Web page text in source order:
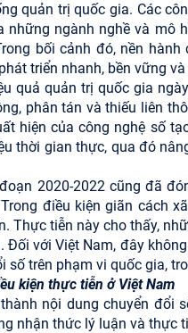
quản trị quốc gia. Các
những ngành nghề và mô
bối cảnh đó, nền
triển nhanh, bền vững
quả quản trị quốc gia
phân tán và thiếu liên
hiện của công nghệ số
thời gian thực, qua đó
2020-2022 cũng đã
điều kiện giãn cách
Thực tiễn này cho thấy,
Đối với Việt Nam, đây
trên phạm vi quốc gia,
kiện thực tiễn ở Việt Nam
nội dung chuyển đổi
nhận thức lý luận và thực